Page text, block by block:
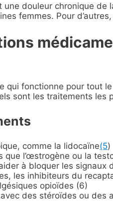
douleur chronique de
femmes. Pour
qui fonctionne pour tout
sont les traitements les
comme la lidocaïne(5)
que l’œstrogène ou la
à bloquer les signaux
les inhibiteurs du
opioïdes (6)
des stéroïdes ou des